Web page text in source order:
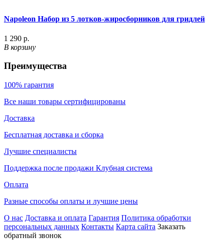
Napoleon Набор из 5 лотков-жиросборников для гридлей
1 290 р.
В корзину
Преимущества
100% гарантия
Все наши товары сертифицированы
Доставка
Бесплатная доставка и сборка
Лучшие специалисты
Поддержка после продажи Клубная система
Оплата
Разные способы оплаты и лучшие цены
О нас Доставка и оплата Гарантия Политика обработки
персональных данных Контакты Карта сайта Заказать
обратный звонок